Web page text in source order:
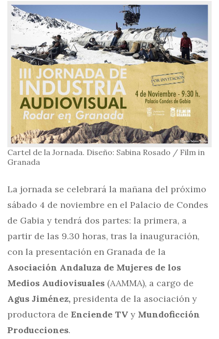
Cartel de la Jornada. Diseño: Sabina Rosado / Film in
Granada
La jornada se celebrará la mañana del próximo
sábado 4 de noviembre en el Palacio de Condes
de Gabia y tendrá dos partes: la primera, a
partir de las 9.30 horas, tras la inauguración,
con la presentación en Granada de la
Asociación Andaluza de Mujeres de los
Medios Audiovisuales (AAMMA), a cargo de
Agus Jiménez, presidenta de la asociación y
productora de Enciende TV y Mundoficción
Producciones.